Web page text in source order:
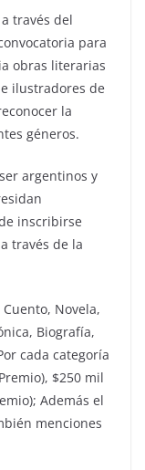
través del
para
obras literarias
ilustradores de
la
géneros.
argentinos y
inscribirse
través de la
Novela,
Biografía,
cada categoría
$250 mil
Además el
menciones